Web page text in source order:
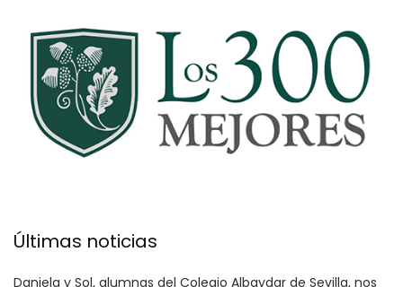
Últimas noticias
Daniela y Sol, alumnas del Colegio Albaydar de Sevilla, nos